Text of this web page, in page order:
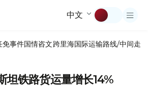
中文
免事件国情咨文跨里海国际运输路线/中间走廊
坦铁路货运量增长14%